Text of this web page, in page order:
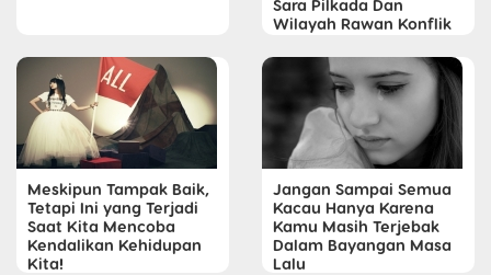
Sara Pilkada Dan
Wilayah Rawan Konflik
Meskipun Tampak Baik,
Tetapi Ini yang Terjadi
Saat Kita Mencoba
Kendalikan Kehidupan
Kita!
Jangan Sampai Semua
Kacau Hanya Karena
Kamu Masih Terjebak
Dalam Bayangan Masa
Lalu